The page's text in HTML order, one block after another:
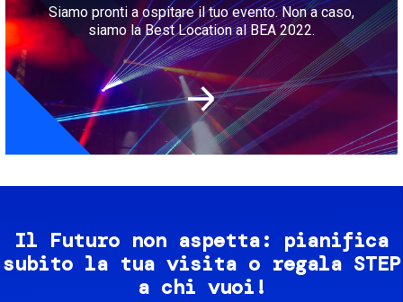
Siamo pronti a ospitare il tuo evento. Non a caso,
siamo la Best Location al BEA 2022.
Il Futuro non aspetta: pianifica
subito la tua visita o regala STEP
a chi vuoi!